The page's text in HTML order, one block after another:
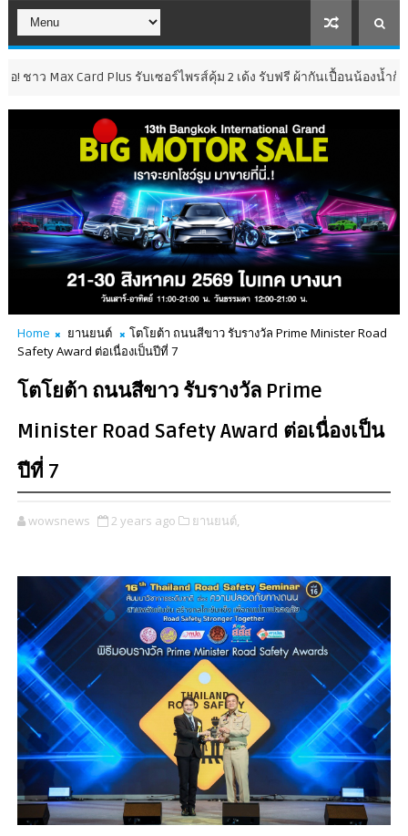
Plus รับเซอร์ไพรส์คุ้ม 2 เด้ง รับฟรี ผ้ากันเปื้อนน้องน้ำก๊าซ และ คูปอง
Home ยานยนต์
โตโยต้า ถนนสีขาว รับรางวัล Prime Minister Road
Safety Award ต่อเนื่องเป็นปีที่ 7
โตโยต้า ถนนสีขาว รับรางวัล Prime
Minister Road Safety Award ต่อเนื่องเป็น
ปีที่ 7
wowsnews 2 years ago ยานยนต์,